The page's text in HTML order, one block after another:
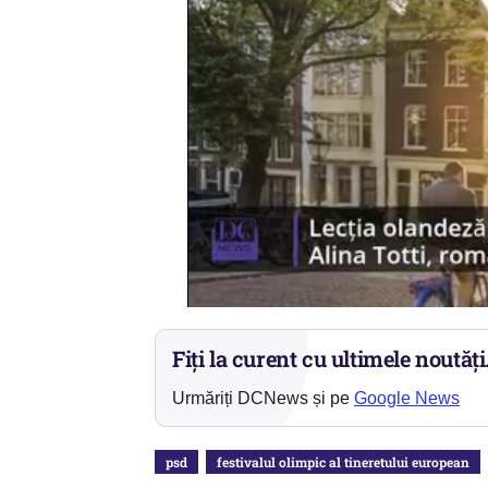
Fiți la curent cu ultimele
Urmăriți DCNews și pe Google News
psd festivalul olimpic al tineretului european